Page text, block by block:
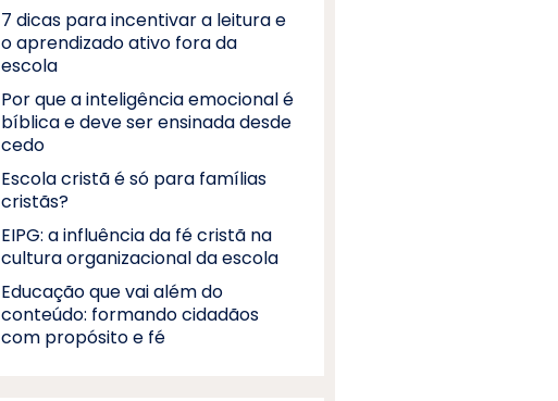
7 dicas para incentivar a leitura e
o aprendizado ativo fora da
escola
Por que a inteligência emocional é
bíblica e deve ser ensinada desde
cedo
Escola cristã é só para famílias
cristãs?
EIPG: a influência da fé cristã na
cultura organizacional da escola
Educação que vai além do
conteúdo: formando cidadãos
com propósito e fé